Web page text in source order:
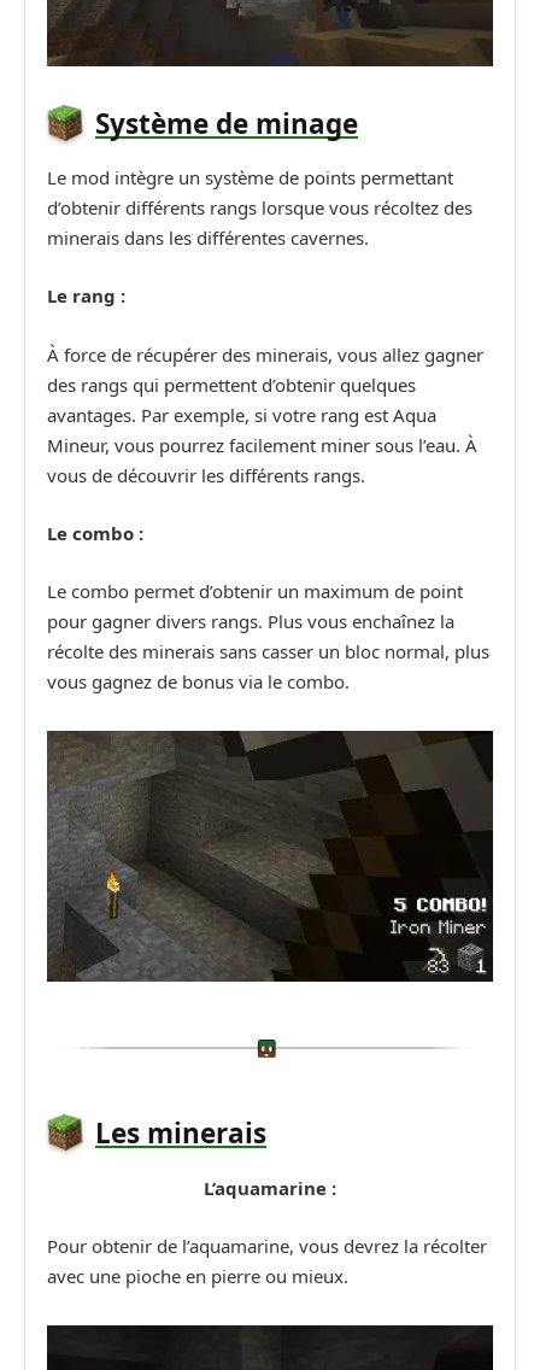
Système de minage
Le mod intègre un système de points permettant
d’obtenir différents rangs lorsque vous récoltez des
minerais dans les différentes cavernes.
Le rang :
À force de récupérer des minerais, vous allez gagner
des rangs qui permettent d’obtenir quelques
avantages. Par exemple, si votre rang est Aqua
Mineur, vous pourrez facilement miner sous l’eau. À
vous de découvrir les différents rangs.
Le combo :
Le combo permet d’obtenir un maximum de point
pour gagner divers rangs. Plus vous enchaînez la
récolte des minerais sans casser un bloc normal, plus
vous gagnez de bonus via le combo.
Les minerais
L’aquamarine :
Pour obtenir de l’aquamarine, vous devrez la récolter
avec une pioche en pierre ou mieux.